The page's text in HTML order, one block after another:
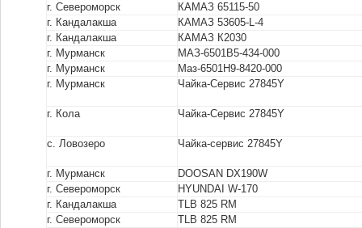
г. Североморск
КАМАЗ 65115-50
г. Кандалакша
КАМАЗ 53605-L-4
г. Кандалакша
КАМАЗ К2030
г. Мурманск
МАЗ-6501В5-434-000
г. Мурманск
Маз-6501Н9-8420-000
г. Мурманск
Чайка-Сервис 27845Y
г. Кола Чайка-Сервис 27845Y
с. Ловозеро Чайка-сервис 27845Y
г. Мурманск
DOOSAN DX190W
г. Североморск
HYUNDAI W-170
г. Кандалакша
TLB 825 RM
г. Североморск
TLB 825 RM